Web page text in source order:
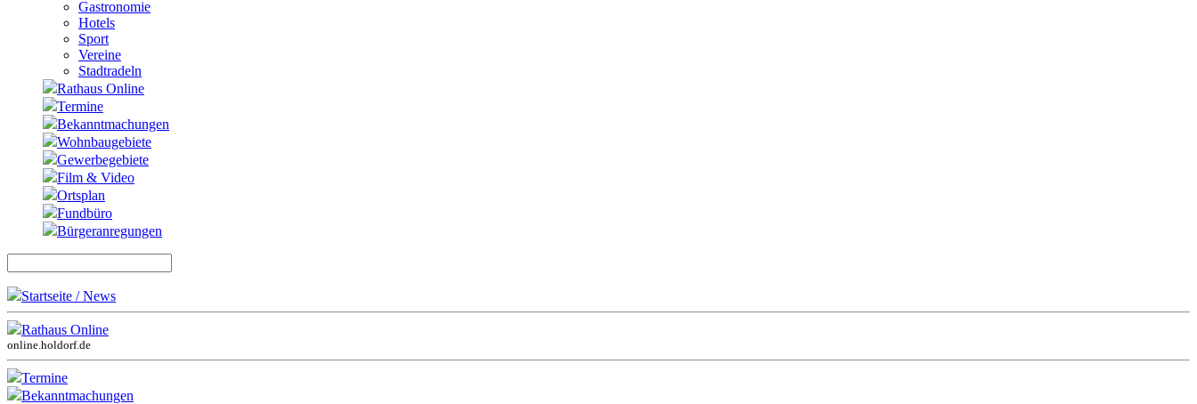
Gastronomie
Hotels
Sport
Vereine
Stadtradeln
Rathaus Online
Termine
Bekanntmachungen
Wohnbaugebiete
Gewerbegebiete
Film & Video
Ortsplan
Fundbüro
Bürgeranregungen
Startseite / News
Rathaus Online
online.holdorf.de
Termine
Bekanntmachungen